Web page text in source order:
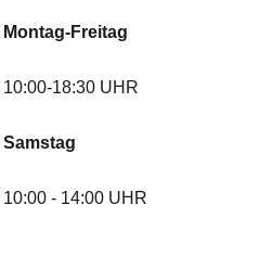
Montag-Freitag
10:00-18:30 UHR
Samstag
10:00 - 14:00 UHR